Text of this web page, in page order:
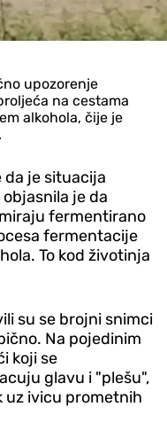
upozorenje
na cestama
alkohola, čije je
da je situacija
je da
fermentirano
fermentacije
To kod životinja
su se brojni snimci
Na pojedinim
koji se
glavu i "plešu",
uz ivicu prometnih